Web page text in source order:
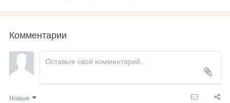
Комментарии
Новые